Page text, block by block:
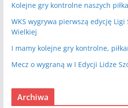
Kolejne gry kontrolne naszych
WKS wygrywa pierwszą edycję Ligi
Wielkiej
I mamy kolejne gry kontrolne,
Mecz o wygraną w I Edycji Lidze
Archiwa